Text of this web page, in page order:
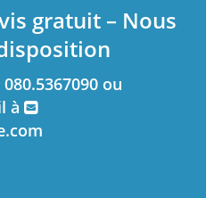
gratuit – Nous
ou
à